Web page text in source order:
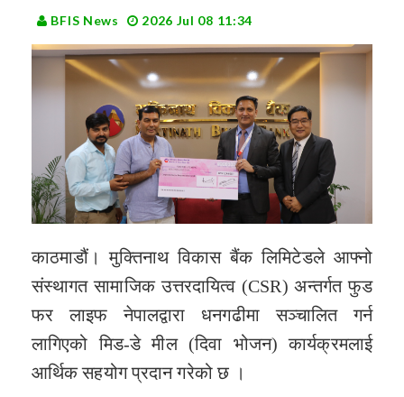
BFIS News 2026 Jul 08 11:34
काठमाडौं। मुक्तिनाथ विकास बैंक लिमिटेडले आफ्नो
संस्थागत सामाजिक उत्तरदायित्व (CSR) अन्तर्गत फुड
फर लाइफ नेपालद्वारा धनगढीमा सञ्चालित गर्न
लागिएको मिड-डे मील (दिवा भोजन) कार्यक्रमलाई
आर्थिक सहयोग प्रदान गरेको छ ।